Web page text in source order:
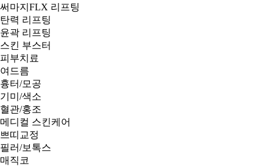
써마지FLX 리프팅
탄력 리프팅
윤곽 리프팅
스킨 부스터
피부치료
여드름
흉터/모공
기미/색소
혈관/홍조
메디컬 스킨케어
쁘띠교정
필러/보톡스
매직코